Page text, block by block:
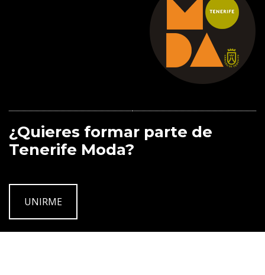
¿Quieres formar parte de
Tenerife Moda?
UNIRME